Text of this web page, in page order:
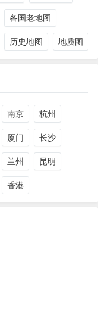
各国老地图
历史地图 地质图
南京 杭州
厦门 长沙
兰州 昆明
香港